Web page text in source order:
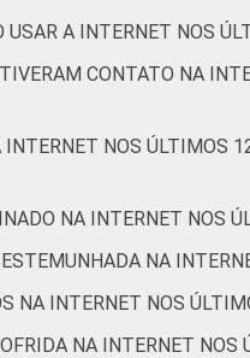
A INTERNET NOS
CONTATO NA
NOS ÚLTIMOS
NA INTERNET NOS
NA
NA INTERNET NOS
NA INTERNET NOS